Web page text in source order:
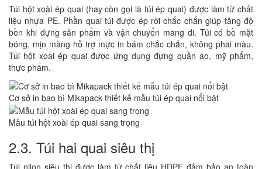
Túi hột xoài ép quai (hay còn gọi là túi ép quai) được làm từ chất
liệu nhựa PE. Phần quai túi được ép rời chắc chắn giúp tăng độ
bền khi đựng sản phẩm và vận chuyển mang đi. Túi có bề mặt
bóng, mịn màng hỗ trợ mực in bám chắc chắn, không phai màu.
Túi hột xoài ép quai được ứng dụng đựng quần áo, mỹ phẩm,
thực phẩm.
Cơ sở in bao bì Mikapack thiết kế mẫu túi ép quai nổi bật
Mẫu túi hột xoài ép quai sang trọng
2.3. Túi hai quai siêu thị